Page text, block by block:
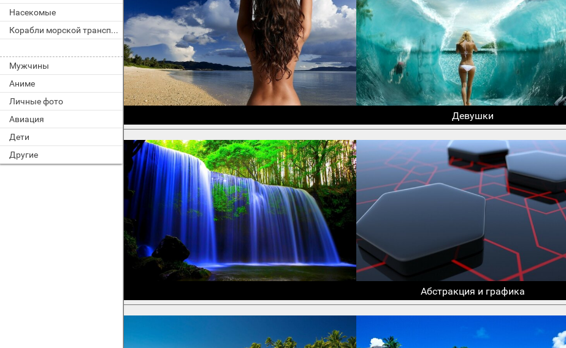
Насекомые
Корабли морской транспорт
Мужчины
Аниме
Личные фото
Авиация
Дети
Другие
Девушки
Абстракция и графика